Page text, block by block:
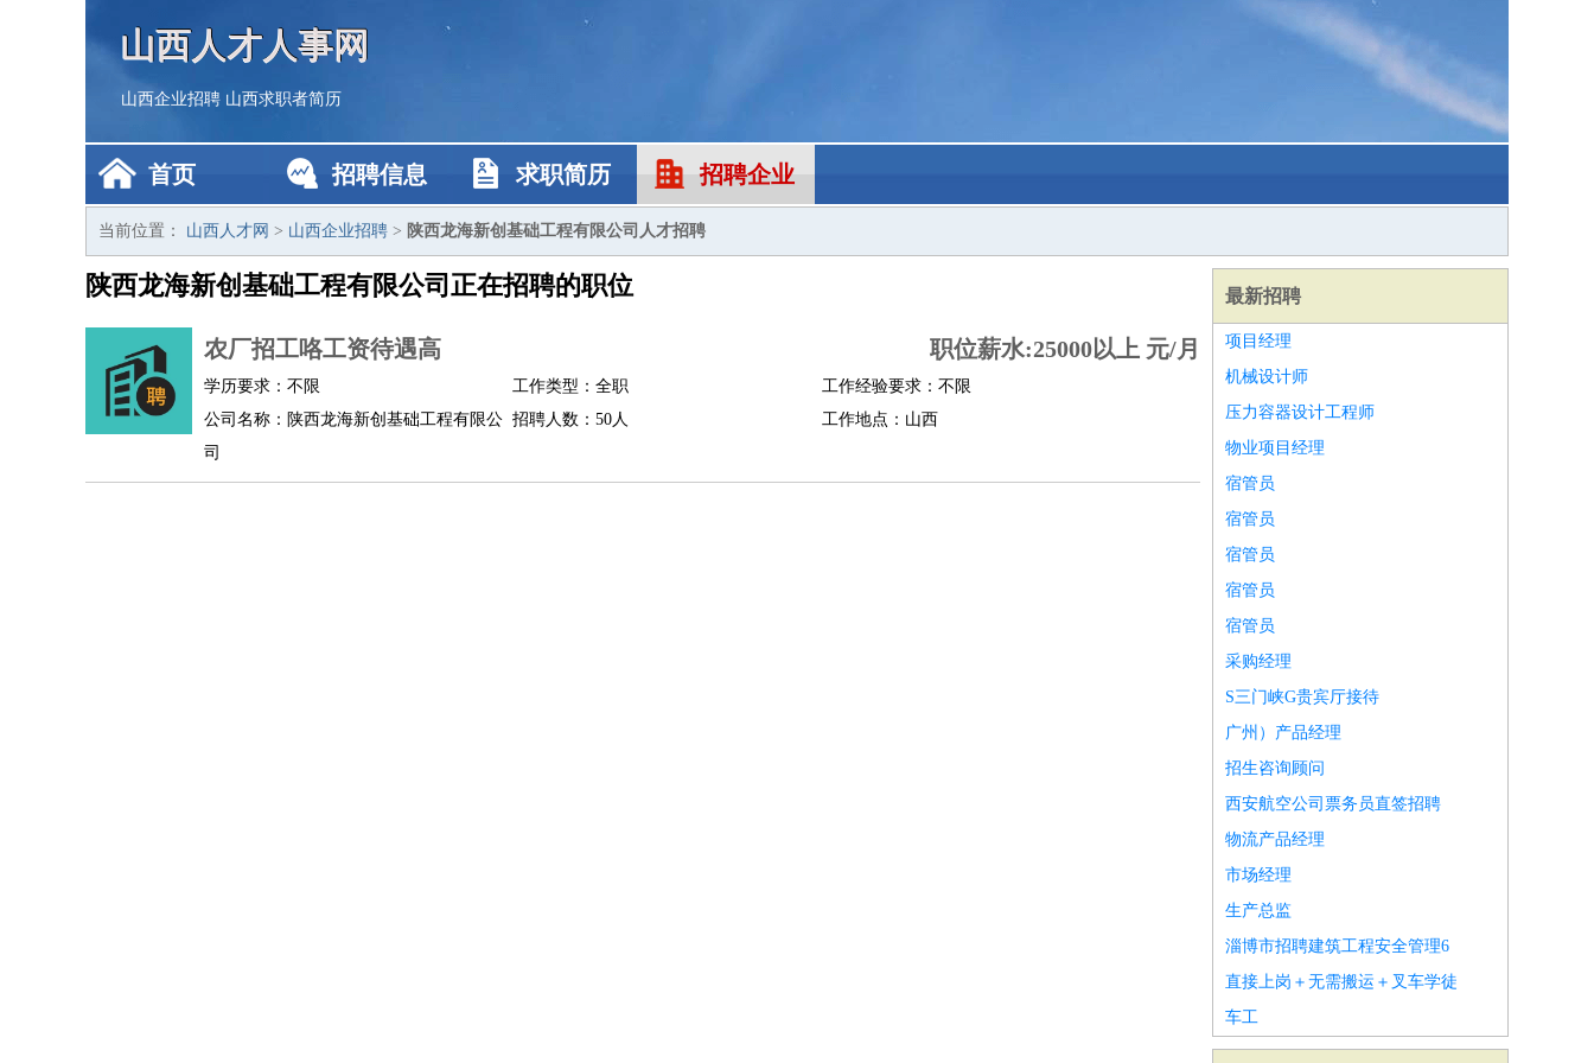
山西人才人事网
山西企业招聘 山西求职者简历
首页 招聘信息 求职简历 招聘企业
当前位置： 山西人才网 > 山西企业招聘 > 陕西龙海新创基础工程有限公司人才招聘
陕西龙海新创基础工程有限公司正在招聘的职位
农厂招工咯工资待遇高 职位薪水:25000以上 元/月
学历要求：不限 工作类型：全职
工作经验要求：不限
公司名称：陕西龙海新创基础工程有限公
司
招聘人数：50人 工作地点：山西
最新招聘
项目经理
机械设计师
压力容器设计工程师
物业项目经理
宿管员
宿管员
宿管员
宿管员
宿管员
采购经理
S三门峡G贵宾厅接待
广州）产品经理
招生咨询顾问
西安航空公司票务员直签招聘
物流产品经理
市场经理
生产总监
淄博市招聘建筑工程安全管理6
直接上岗＋无需搬运＋叉车学徒
车工